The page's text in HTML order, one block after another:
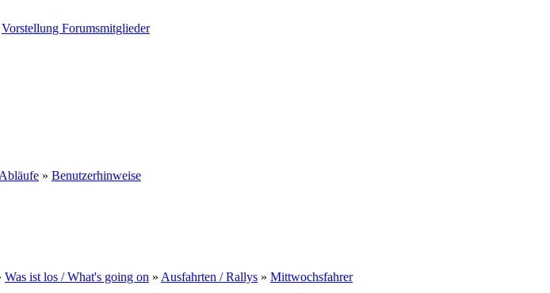
Vorstellung Forumsmitglieder
» Benutzerhinweise
Was ist los / What's going on » Ausfahrten / Rallys » Mittwochsfahrer